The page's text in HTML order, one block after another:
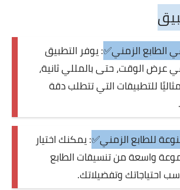
الطابع الزمني✅: يوفر التطبيق
عرض الوقت، حتى بالمللي ثانية،
للتطبيقات التي تتطلب دقة
للطابع الزمني✅: يمكنك اختيار
واسعة من تنسيقات الطابع
احتياجاتك وتفضيلاتك.